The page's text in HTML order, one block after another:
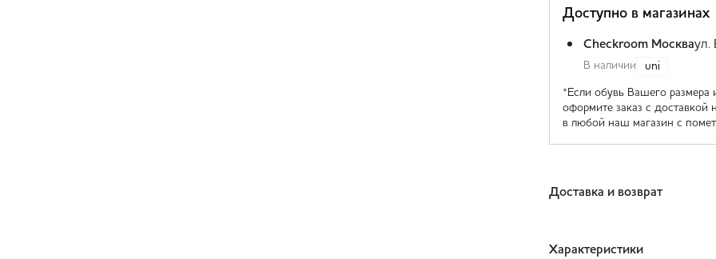
Доступно в магазинах
Checkroom Москваул.
В наличии uni
*Если обувь Вашего размера
оформите заказ с
в любой наш магазин с
Доставка и возврат
Характеристики